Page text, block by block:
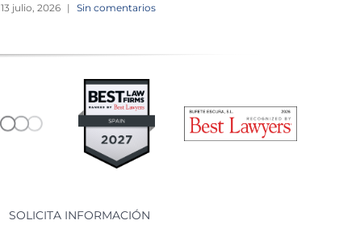
13 julio, 2026 | Sin comentarios
SOLICITA INFORMACIÓN